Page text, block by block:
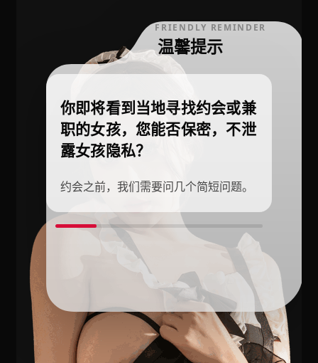
FRIENDLY REMINDER
温馨提示
你即将看到当地寻找约会或兼
职的女孩，您能否保密，不泄
露女孩隐私？
约会之前，我们需要问几个简短问题。